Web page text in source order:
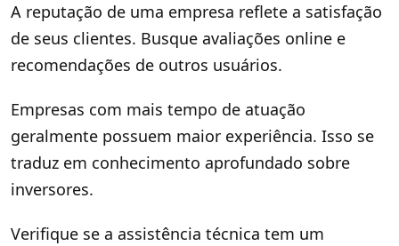
A reputação de uma empresa reflete a satisfação
de seus clientes. Busque avaliações online e
recomendações de outros usuários.
Empresas com mais tempo de atuação
geralmente possuem maior experiência. Isso se
traduz em conhecimento aprofundado sobre
inversores.
Verifique se a assistência técnica tem um